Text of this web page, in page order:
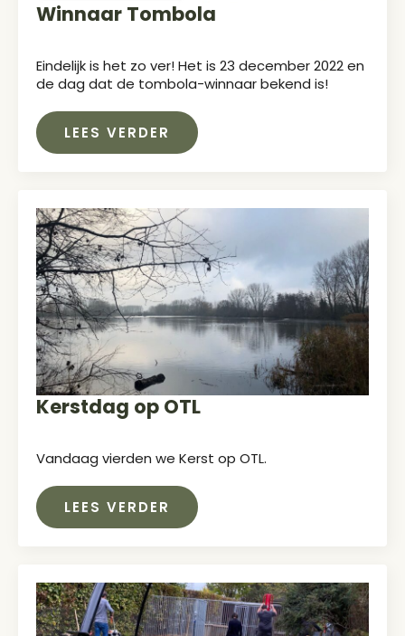
Winnaar Tombola
Eindelijk is het zo ver! Het is 23 december 2022 en
de dag dat de tombola-winnaar bekend is!
LEES VERDER
Kerstdag op OTL
Vandaag vierden we Kerst op OTL.
LEES VERDER